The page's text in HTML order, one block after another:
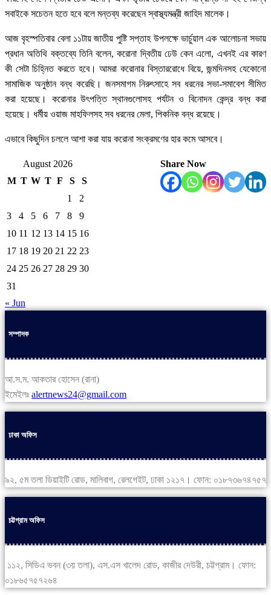
সবাইকে সচেতন হতে হবে বলে মন্তব্য করেছেন স্বাস্থ্যমন্ত্রী জাহিদ মালেক।
আজ বৃহস্পতিবার বেলা ১১টায় জাতীয় পুষ্টি সপ্তাহ উপলক্ষে ভার্চুয়াল এক আলোচনা সভায়
প্রধান অতিথি বক্তব্যে তিনি বলেন, করোনা দ্বিতীয় ঢেউ কেন এলো, এখনই এর কারণ
কী সেটা চিহ্নিত করতে হবে। আমরা করোনার বিস্তাররোধে বিয়ে, জন্মদিনসহ যেকোনো
সামাজিক অনুষ্ঠান বন্ধ করেছি। জনসমাগম নিরুৎসাহে সব ধরনের সভা-সমাবেশ সীমিত
করা হয়েছে। করোনার উৎপত্তি স্থানগুলোসহ পর্যটন ও বিনোদন কেন্দ্র বন্ধ করা
হয়েছে। ধর্মীয় ওয়াজ মাহফিলসহ সব ধরনের মেলা, পিকনিক বন্ধ রয়েছে।
এভাবে কিছুদিন চললে আশা করা যায় করোনা সংক্রমণের হার কমে আসবে।
Share Now
August 2026
M T W T F S
S
1
2
3
4 5 6 7 8
9
10 11 12 13 14 15 16
17 18 19 20 21 22 23
24 25 26 27 28 29 30
31
« Jun
সম্পাদক
আ.স.ম. আকতার হোসেন (রানা)
ইমেইলঃ alertnews24@gmail.com
ঢাকা অফিস
৯২, ৫ম তলা ডিয়াইটি রোড, মালিবাগ, রেলগেইট, ঢাকা ১২১৭। ফোন: ০১৮৭৩৬৭৪৭৫৭
চট্টগ্রাম অফিস
১১২, সিডিএ ভবন (৩য় তলা), এস.এস খালেদ রোড, কাজীর দেউরী, চট্টগ্রাম। ফোন:
০১৮৬৫৭৫৭২৬৪